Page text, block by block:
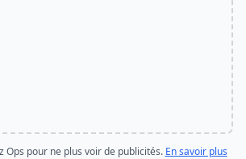
Ops pour ne plus voir de publicités. En savoir plus